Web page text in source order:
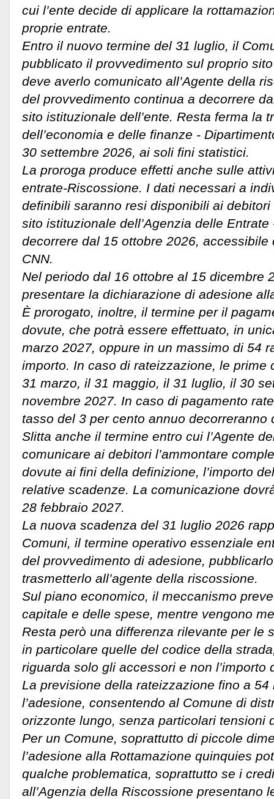
cui l’ente decide di applicare la
proprie entrate.
Entro il nuovo termine del 31 luglio, il
pubblicato il provvedimento sul proprio
deve averlo comunicato all’Agente della
del provvedimento continua a decorrere
sito istituzionale dell’ente. Resta ferma la
dell’economia e delle finanze -
30 settembre 2026, ai soli fini statistici.
La proroga produce effetti anche sulle
entrate-Riscossione. I dati necessari a
definibili saranno resi disponibili ai debitori
sito istituzionale dell’Agenzia delle
decorrere dal 15 ottobre 2026, accessibile
CNN.
Nel periodo dal 16 ottobre al 15 dicembre
presentare la dichiarazione di adesione
È prorogato, inoltre, il termine per il
dovute, che potrà essere effettuato, in
marzo 2027, oppure in un massimo di 54
importo. In caso di rateizzazione, le prime
31 marzo, il 31 maggio, il 31 luglio, il 30
novembre 2027. In caso di pagamento
tasso del 3 per cento annuo decorreranno
Slitta anche il termine entro cui l’Agente
comunicare ai debitori l’ammontare
dovute ai fini della definizione, l’importo
relative scadenze. La comunicazione
28 febbraio 2027.
La nuova scadenza del 31 luglio 2026
Comuni, il termine operativo essenziale
del provvedimento di adesione,
trasmetterlo all’agente della riscossione.
Sul piano economico, il meccanismo
capitale e delle spese, mentre vengono
Resta però una differenza rilevante per le
in particolare quelle del codice della
riguarda solo gli accessori e non l’importo
La previsione della rateizzazione fino a
l’adesione, consentendo al Comune di
orizzonte lungo, senza particolari tensioni
Per un Comune, soprattutto di piccole
l’adesione alla Rottamazione quinquies
qualche problematica, soprattutto se i
all’Agenzia della Riscossione presentano